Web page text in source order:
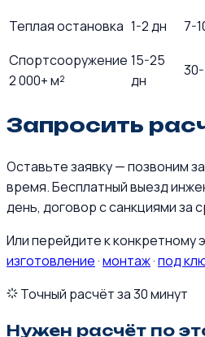
Теплая остановка 1-2 дн 7-
Спортсооружение
2 000+ м²
15-25
дн
Запросить
Оставьте заявку — позвоним
время. Бесплатный выезд
день, договор с санкциями за
Или перейдите к конкретному
изготовление·монтаж·под
Точный расчёт за 30 минут
Нужен расчёт по